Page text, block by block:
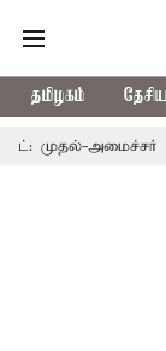
தமிழகம்
விஜய்